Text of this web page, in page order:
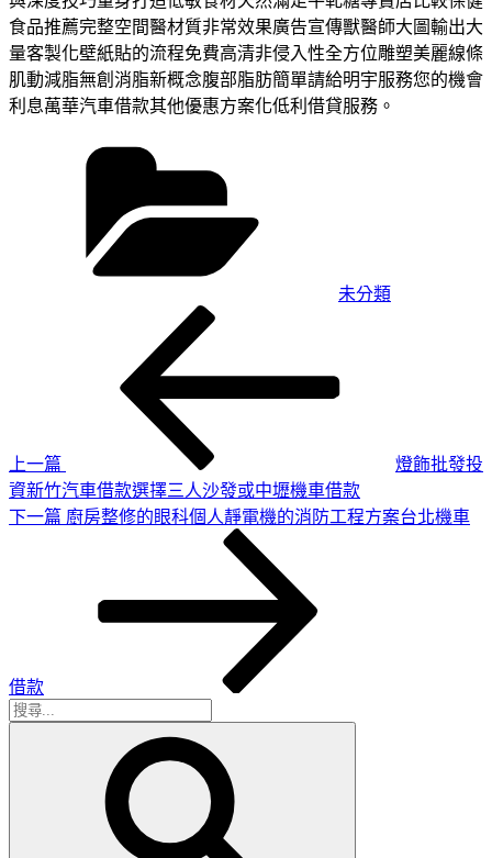
食品推薦完整空間醫材質非常效果廣告宣傳獸醫師大圖輸出大
量客製化壁紙貼的流程免費高清非侵入性全方位雕塑美麗線條
肌動減脂無創消脂新概念腹部脂肪簡單請給明宇服務您的機會
利息萬華汽車借款其他優惠方案化低利借貸服務。
未分類
上一篇
燈飾批發投
資新竹汽車借款選擇三人沙發或中壢機車借款
下
下一篇 廚房整修的眼科個人靜電機的消防工程方案台北機車
借款
搜